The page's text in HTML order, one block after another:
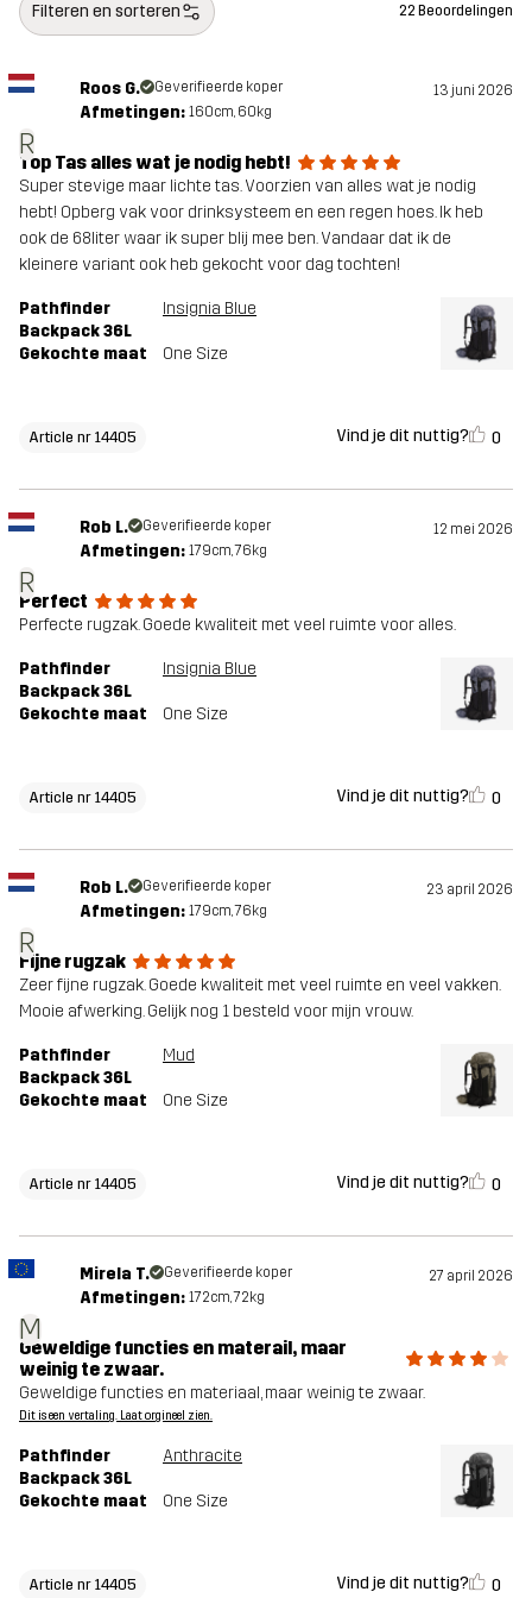
Materiaal 2 100% Polyamide (Gerecycled)
Voering 100% Polyester (Gerecycled)
Gewicht 1750g
Duurzaamheid Bluesign® approved lees hier
voor
Filteren en sorteren 22 Beoordelingen
R
Roos G. Geverifieerde koper 13 juni 2026
Afmetingen: 160cm, 60kg
Top Tas alles wat je nodig hebt!
Super stevige maar lichte tas. Voorzien van alles wat je nodig
hebt! Opberg vak voor drinksysteem en een regen hoes. Ik heb
ook de 68liter waar ik super blij mee ben. Vandaar dat ik de
kleinere variant ook heb gekocht voor dag tochten!
Pathfinder
Backpack 36L
Insignia Blue
Gekochte maat One Size
Article nr 14405 Vind je dit nuttig? 0
R
Rob L. Geverifieerde koper 12 mei 2026
Afmetingen: 179cm, 76kg
Perfect
Perfecte rugzak. Goede kwaliteit met veel ruimte voor alles.
Pathfinder
Backpack 36L
Insignia Blue
Gekochte maat One Size
Article nr 14405 Vind je dit nuttig? 0
R
Rob L. Geverifieerde koper 23 april 2026
Afmetingen: 179cm, 76kg
Fijne rugzak
Zeer fijne rugzak. Goede kwaliteit met veel ruimte en veel vakken.
Mooie afwerking. Gelijk nog 1 besteld voor mijn vrouw.
Pathfinder
Backpack 36L
Mud
Gekochte maat One Size
Article nr 14405 Vind je dit nuttig? 0
M
Mirela T. Geverifieerde koper 27 april 2026
Afmetingen: 172cm, 72kg
Geweldige functies en materail, maar
weinig te zwaar.
Geweldige functies en materiaal, maar weinig te zwaar.
Dit is een vertaling. Laat orgineel zien.
Pathfinder
Backpack 36L
Anthracite
Gekochte maat One Size
Article nr 14405 Vind je dit nuttig? 0